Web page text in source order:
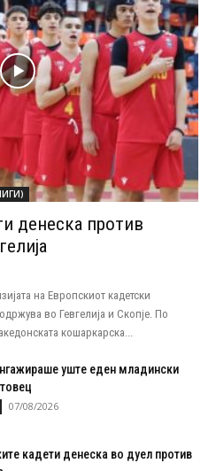
денеска против
на Европскиот кадетски
во Гевгелија и Скопје. По
кошаркарска...
уште еден младински
07/08/2026
кадети денеска во дуел против